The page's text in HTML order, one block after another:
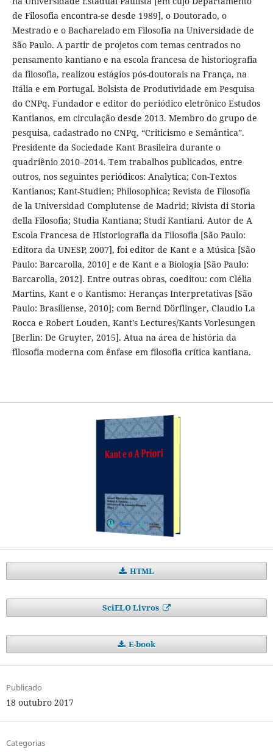
de Filosofia encontra-se desde 1989], o Doutorado, o
Mestrado e o Bacharelado em Filosofia na Universidade de
São Paulo. A partir de projetos com temas centrados no
pensamento kantiano e na escola francesa de historiografia
da filosofia, realizou estágios pós-doutorais na França, na
Itália e em Portugal. Bolsista de Produtividade em Pesquisa
do CNPq. Fundador e editor do periódico eletrônico Estudos
Kantianos, em circulação desde 2013. Membro do grupo de
pesquisa, cadastrado no CNPq, “Criticismo e Semântica”.
Presidente da Sociedade Kant Brasileira durante o
quadriênio 2010–2014. Tem trabalhos publicados, entre
outros, nos seguintes periódicos: Analytica; Con-Textos
Kantianos; Kant-Studien; Philosophica; Revista de Filosofía
de la Universidad Complutense de Madrid; Rivista di Storia
della Filosofia; Studia Kantiana; Studi Kantiani. Autor de A
Escola Francesa de Historiografia da Filosofia [São Paulo:
Editora da UNESP, 2007], foi editor de Kant e a Música [São
Paulo: Barcarolla, 2010] e de Kant e a Biologia [São Paulo:
Barcarolla, 2012]. Entre outras obras, coeditou: com Clélia
Martins, Kant e o Kantismo: Heranças Interpretativas [São
Paulo: Brasiliense, 2010]; com Bernd Dörflinger, Claudio La
Rocca e Robert Louden, Kant’s Lectures/Kants Vorlesungen
[Berlin: De Gruyter, 2015]. Atua na área de história da
filosofia moderna com ênfase em filosofia crítica kantiana.
HTML
SciELO Livros
E-book
Publicado
18 outubro 2017
Categorias